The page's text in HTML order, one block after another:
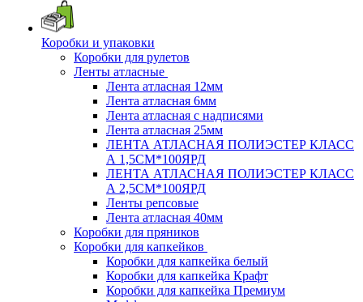
Коробки и упаковки
Коробки для рулетов
Ленты атласные
Лента атласная 12мм
Лента атласная 6мм
Лента атласная с надписями
Лента атласная 25мм
ЛЕНТА АТЛАСНАЯ ПОЛИЭСТЕР КЛАСС
А 1,5СМ*100ЯРД
ЛЕНТА АТЛАСНАЯ ПОЛИЭСТЕР КЛАСС
А 2,5СМ*100ЯРД
Ленты репсовые
Лента атласная 40мм
Коробки для пряников
Коробки для капкейков
Коробки для капкейка белый
Коробки для капкейка Крафт
Коробки для капкейка Премиум